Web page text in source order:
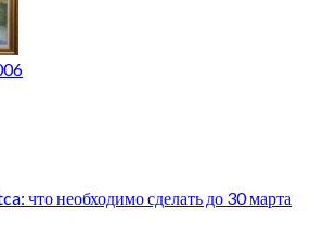
что необходимо сделать до 30 марта